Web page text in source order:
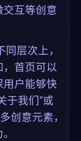
互等创意
层次上，
首页可以
户能够快
于我们”或
创意元素，